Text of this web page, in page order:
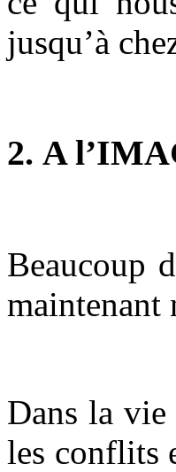
jusqu’à
2. A
Beaucoup
maintenant
Dans la
les conflits